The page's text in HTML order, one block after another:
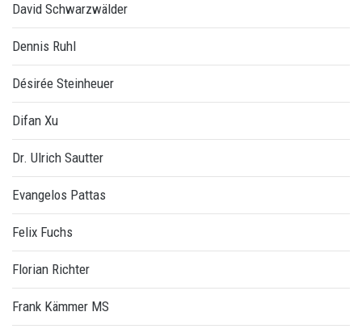
David Schwarzwälder
Dennis Ruhl
Désirée Steinheuer
Difan Xu
Dr. Ulrich Sautter
Evangelos Pattas
Felix Fuchs
Florian Richter
Frank Kämmer MS